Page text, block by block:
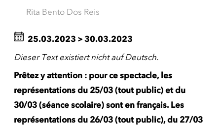
Rita Bento Dos Reis
25.03.2023 > 30.03.2023
Dieser Text existiert nicht auf Deutsch.
Prêtez y attention : pour ce spectacle, les
représentations du 25/03 (tout public) et du
30/03 (séance scolaire) sont en français. Les
représentations du 26/03 (tout public), du 27/03